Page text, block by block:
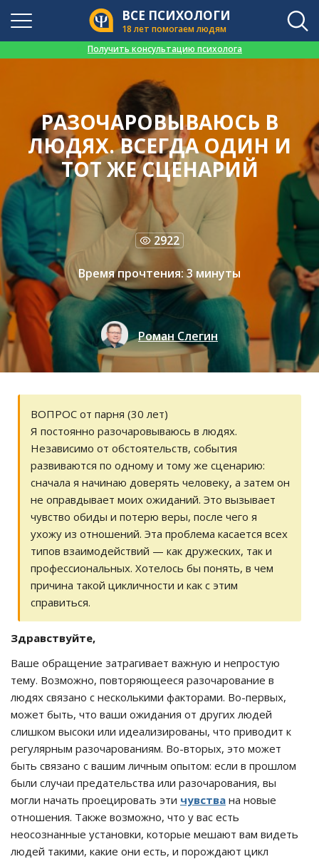
ВСЕ ПСИХОЛОГИ
18 лет помогаем людям
Получить консультацию психолога
РАЗОЧАРОВЫВАЮСЬ В
ЛЮДЯХ. ВСЕГДА ОДИН И
ТОТ ЖЕ СЦЕНАРИЙ
2922
Время прочтения: 3 минуты
Роман Слегин
ВОПРОС от парня (30 лет)
Я постоянно разочаровываюсь в людях.
Независимо от обстоятельств, события
развиваются по одному и тому же сценарию:
сначала я начинаю доверять человеку, а затем он
не оправдывает моих ожиданий. Это вызывает
чувство обиды и потерю веры, после чего я
ухожу из отношений. Эта проблема касается всех
типов взаимодействий — как дружеских, так и
профессиональных. Хотелось бы понять, в чем
причина такой цикличности и как с этим
справиться.
Здравствуйте,
Ваше обращение затрагивает важную и непростую
тему. Возможно, повторяющееся разочарование в
людях связано с несколькими факторами. Во-первых,
может быть, что ваши ожидания от других людей
слишком высоки или идеализированы, что приводит к
регулярным разочарованиям. Во-вторых, это может
быть связано с вашим личным опытом: если в прошлом
были случаи предательства или разочарования, вы
могли начать проецировать эти чувства на новые
отношения. Также возможно, что у вас есть
неосознанные установки, которые мешают вам видеть
людей такими, какие они есть, и порождают цикл